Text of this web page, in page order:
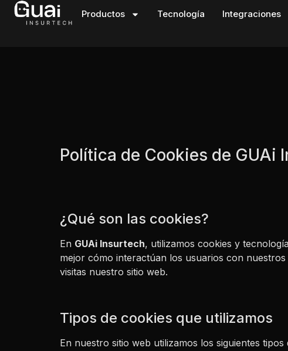
Productos Tecnología Integraciones
Política de Cookies de GUAi
¿Qué son las cookies?
En GUAi Insurtech, utilizamos cookies y
mejor cómo interactúan los usuarios con
visitas nuestro sitio web.
Tipos de cookies que utilizamos
En nuestro sitio web utilizamos los siguientes tipos